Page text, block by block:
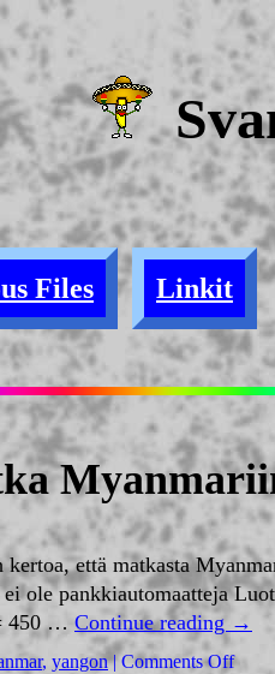
Files Linkit
että matkasta
ole pankkiautomaatteja
450 … Continue reading →
, yangon | Comments Off